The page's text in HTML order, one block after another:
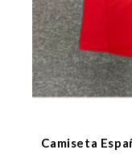
Camiseta